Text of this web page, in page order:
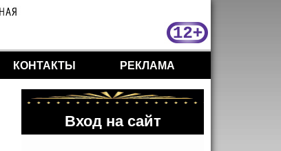
КОНТАКТЫ РЕКЛАМА
Вход на сайт